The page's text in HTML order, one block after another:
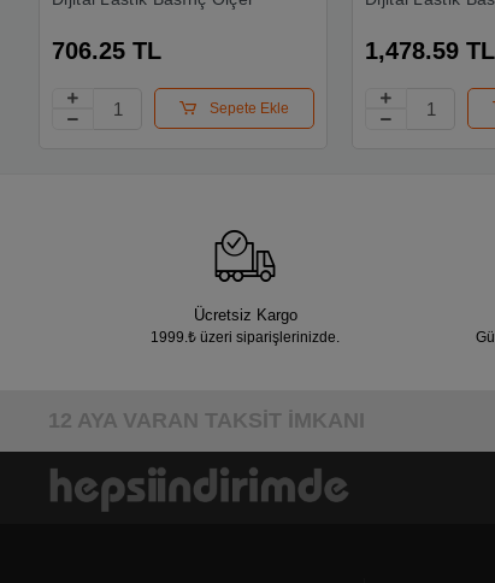
706.25 TL
Sepete Ekle
1,478.59 TL
Ücretsiz Kargo
1999.₺ üzeri siparişlerinizde.
12 AYA VARAN TAKSİT İMKANI